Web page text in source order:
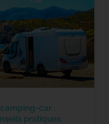
car :
pratiques